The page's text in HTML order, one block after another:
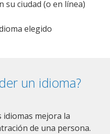
su ciudad (o en línea)
elegido
un idioma?
idiomas mejora la
de una persona.